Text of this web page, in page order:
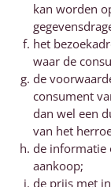
kan worden
het
waar de
de
consument
dan wel een
van het
de informatie
aankoop;
de prijs met